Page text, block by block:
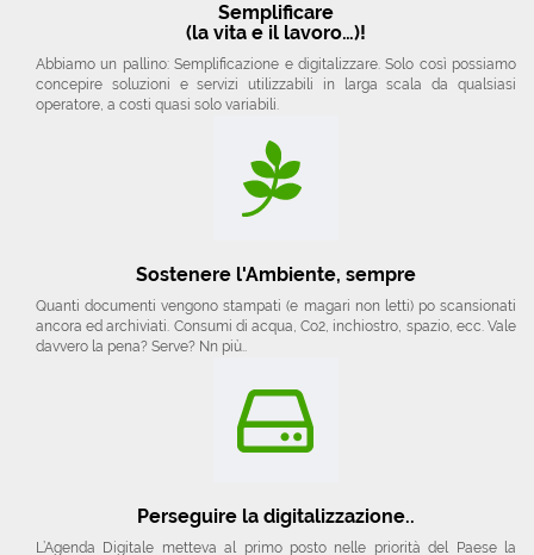
Semplificare
(la vita e il lavoro…)!
Abbiamo un pallino: Semplificazione e digitalizzare. Solo così possiamo
concepire soluzioni e servizi utilizzabili in larga scala da qualsiasi
operatore, a costi quasi solo variabili.
Sostenere l'Ambiente, sempre
Quanti documenti vengono stampati (e magari non letti) po scansionati
ancora ed archiviati. Consumi di acqua, Co2, inchiostro, spazio, ecc. Vale
davvero la pena? Serve? Nn più..
Perseguire la digitalizzazione..
L’Agenda Digitale metteva al primo posto nelle priorità del Paese la